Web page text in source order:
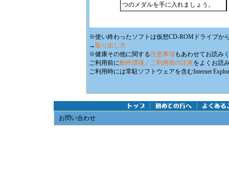
つのメダルを手に入れましょう。
※使い終わったソフトは仮想CD-ROMドライブか
→取り出し方
※健康その他に関する注意事項もあわせてお読み
ご利用前に動作環境／ご利用前の注意をよくお読
ご利用時には常駐ソフトウェアを含むInternet
お問い合わせ